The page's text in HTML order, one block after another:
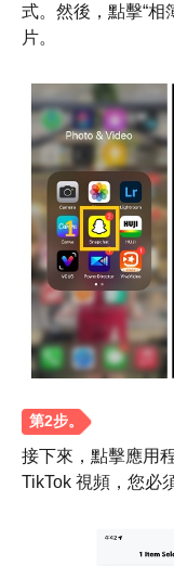
式。然後，點擊“相
片。
接下來，點擊應用
TikTok 視頻，您必